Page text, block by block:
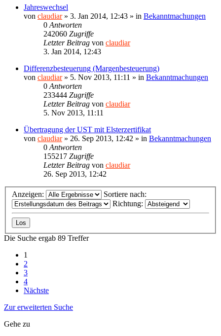
Jahreswechsel
von claudiar» 3. Jan 2014, 12:43 » in Bekanntmachungen
0 Antworten
242060 Zugriffe
Letzter Beitrag von claudiar
3. Jan 2014, 12:43
Differenzbesteuerung (Margenbesteuerung)
von claudiar» 5. Nov 2013, 11:11 » in Bekanntmachungen
0 Antworten
233444 Zugriffe
Letzter Beitrag von claudiar
5. Nov 2013, 11:11
Übertragung der UST mit Elsterzertifikat
von claudiar» 26. Sep 2013, 12:42 » in Bekanntmachungen
0 Antworten
155217 Zugriffe
Letzter Beitrag von claudiar
26. Sep 2013, 12:42
Anzeigen:
Sortiere nach:
Richtung:
Die Suche ergab 89 Treffer
1
2
3
4
Nächste
Zur erweiterten Suche
Gehe zu